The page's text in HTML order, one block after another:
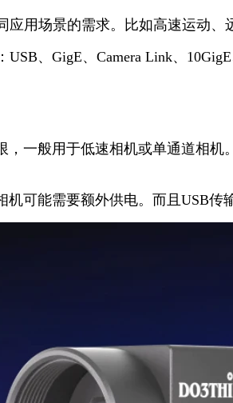
应用场景的需求。比如高速运动
、GigE、Camera Link、
般用于低速相机或单通道相机
能需要额外供电。而且USB传